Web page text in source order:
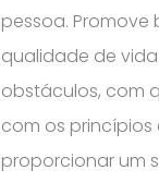
pessoa.
qualidade de
obstáculos, com
com os
proporcionar um